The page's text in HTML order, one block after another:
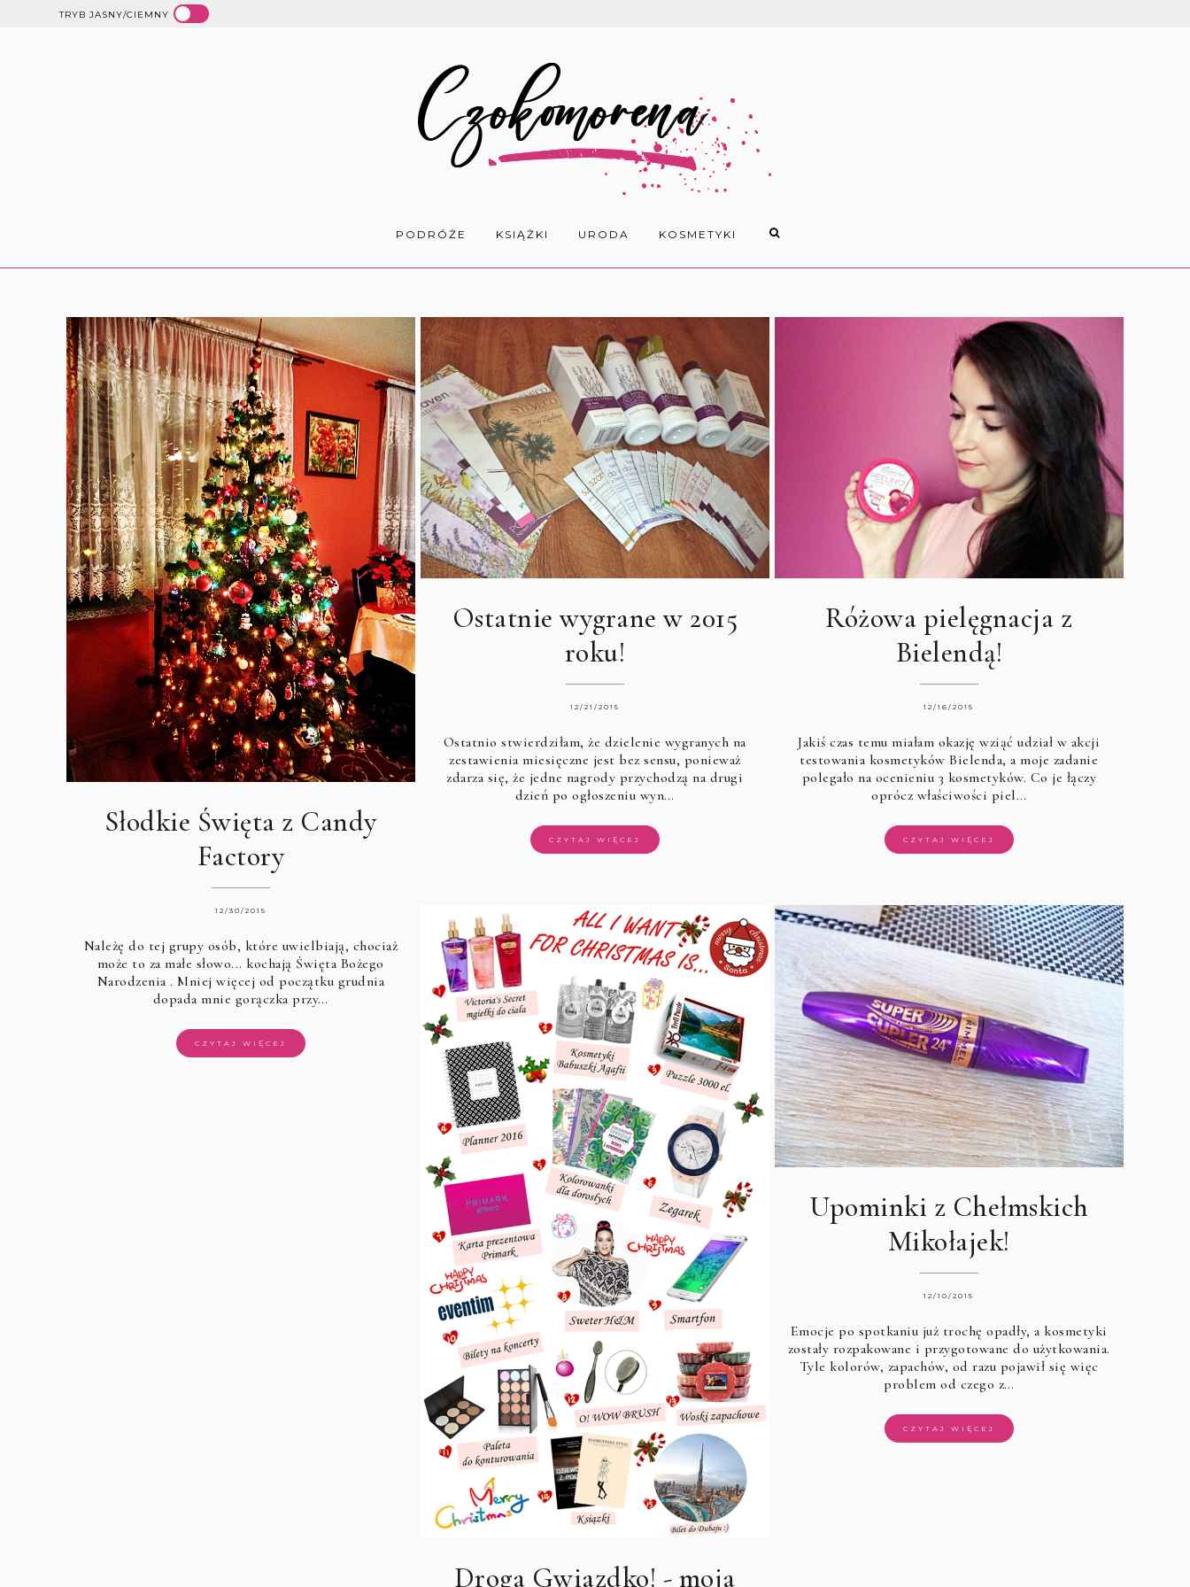
TRYB JASNY/CIEMNY
PODRÓŻE KSIĄŻKI URODA KOSMETYKI
Słodkie Święta z Candy
Factory
12/30/2015
Należę do tej grupy osób, które uwielbiają, chociaż
może to za małe słowo... kochają Święta Bożego
Narodzenia . Mniej więcej od początku grudnia
dopada mnie gorączka przy…
CZYTAJ WIĘCEJ
Ostatnie wygrane w 2015
roku!
12/21/2015
Ostatnio stwierdziłam, że dzielenie wygranych na
zestawienia miesięczne jest bez sensu, ponieważ
zdarza się, że jedne nagrody przychodzą na drugi
dzień po ogłoszeniu wyn…
CZYTAJ WIĘCEJ
Różowa pielęgnacja z
Bielendą!
12/16/2015
Jakiś czas temu miałam okazję wziąć udział w akcji
testowania kosmetyków Bielenda, a moje zadanie
polegało na ocenieniu 3 kosmetyków. Co je łączy
oprócz właściwości piel…
CZYTAJ WIĘCEJ
Droga Gwiazdko! - moja
Upominki z Chełmskich
Mikołajek!
12/10/2015
Emocje po spotkaniu już trochę opadły, a kosmetyki
zostały rozpakowane i przygotowane do użytkowania.
Tyle kolorów, zapachów, od razu pojawił się więc
problem od czego z…
CZYTAJ WIĘCEJ